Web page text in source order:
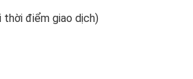
thời điểm giao dịch)